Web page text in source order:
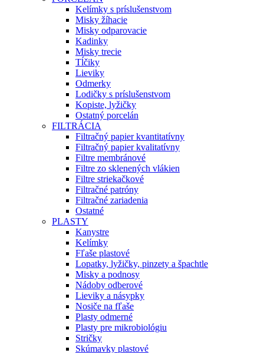
Kelímky s príslušenstvom
Misky žíhacie
Misky odparovacie
Kadinky
Misky trecie
Tĺčiky
Lieviky
Odmerky
Lodičky s príslušenstvom
Kopiste, lyžičky
Ostatný porcelán
FILTRÁCIA
Filtračný papier kvantitatívny
Filtračný papier kvalitatívny
Filtre membránové
Filtre zo sklenených vlákien
Filtre striekačkové
Filtračné patróny
Filtračné zariadenia
Ostatné
PLASTY
Kanystre
Kelímky
Fľaše plastové
Lopatky, lyžičky, pinzety a špachtle
Misky a podnosy
Nádoby odberové
Lieviky a násypky
Nosiče na fľaše
Plasty odmerné
Plasty pre mikrobiológiu
Stričky
Skúmavky plastové